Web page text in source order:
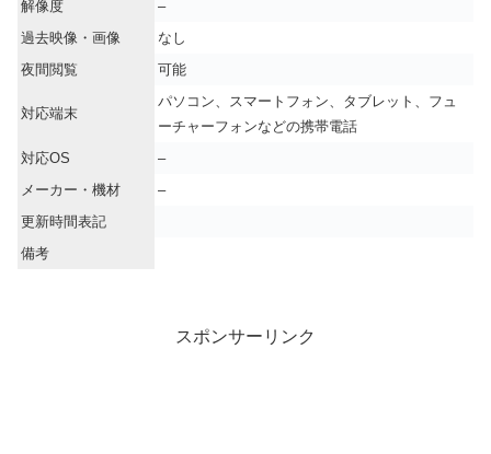
解像度
–
過去映像・画像
なし
夜間閲覧
可能
対応端末
パソコン、スマートフォン、タブレット、フュ
ーチャーフォンなどの携帯電話
対応OS
–
メーカー・機材
–
更新時間表記
備考
スポンサーリンク